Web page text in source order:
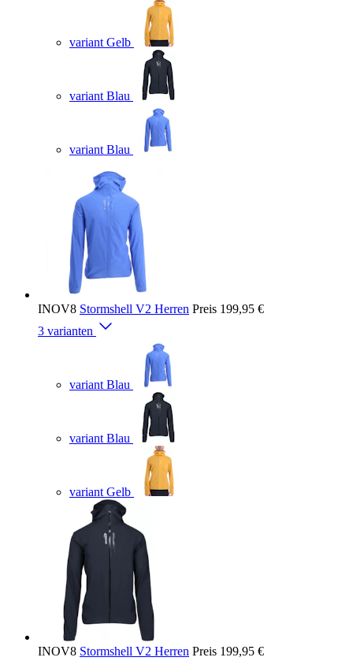
variant Gelb
variant Blau
variant Blau
INOV8 Stormshell V2 Herren Preis 199,95 €
3 varianten
variant Blau
variant Blau
variant Gelb
INOV8 Stormshell V2 Herren Preis 199,95 €